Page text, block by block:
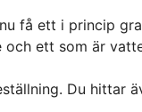
få ett i princip
ett som är
Du hittar